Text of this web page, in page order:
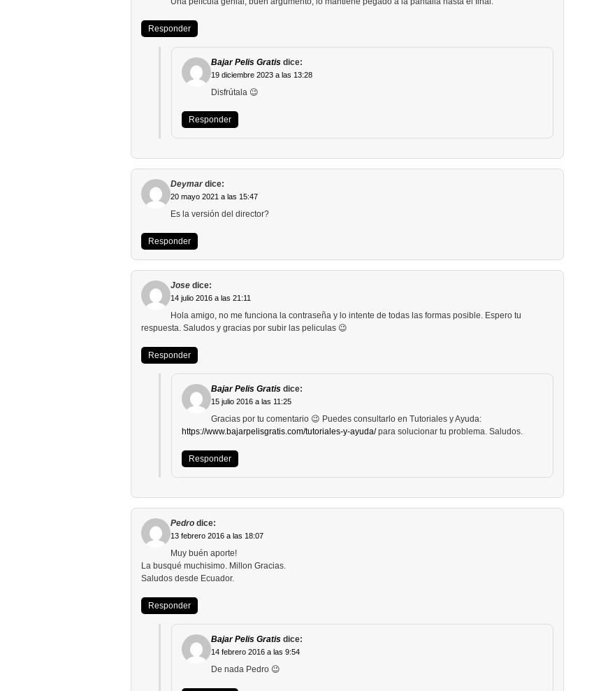
Responder
Bajar Pelis Gratis dice:
19 diciembre 2023 a las 13:28
Disfrútala 😉
Responder
Deymar dice:
20 mayo 2021 a las 15:47
Es la versión del director?
Responder
Jose dice:
14 julio 2016 a las 21:11
Hola amigo, no me funciona la contraseña y lo intente de todas las formas posible. Espero tu
respuesta. Saludos y gracias por subir las peliculas 😉
Responder
Bajar Pelis Gratis dice:
15 julio 2016 a las 11:25
Gracias por tu comentario 😉 Puedes consultarlo en Tutoriales y Ayuda:
https://www.bajarpelisgratis.com/tutoriales-y-ayuda/para solucionar tu problema. Saludos.
Responder
Pedro dice:
13 febrero 2016 a las 18:07
Muy buén aporte!
La busqué muchisimo. Millon Gracias.
Saludos desde Ecuador.
Responder
Bajar Pelis Gratis dice:
14 febrero 2016 a las 9:54
De nada Pedro 😉